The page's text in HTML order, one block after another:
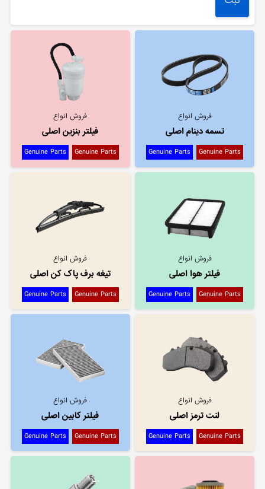
فروش انواع
تسمه دینام اصلی
Genuine Parts
Genuine Parts
فروش انواع
فیلتر بنزین اصلی
Genuine Parts
Genuine Parts
فروش انواع
فیلتر هوا اصلی
Genuine Parts
Genuine Parts
فروش انواع
تیغه برف پاک کن اصلی
Genuine Parts
Genuine Parts
فروش انواع
لنت ترمز اصلی
Genuine Parts
Genuine Parts
فروش انواع
فیلتر کابین اصلی
Genuine Parts
Genuine Parts